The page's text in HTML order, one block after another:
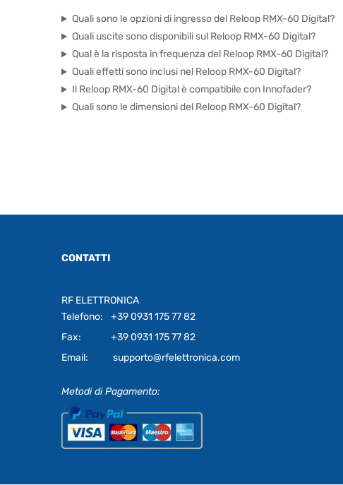
Quali sono le opzioni di ingresso del Reloop RMX-60 Digital?
Quali uscite sono disponibili sul Reloop RMX-60 Digital?
Qual è la risposta in frequenza del Reloop RMX-60 Digital?
Quali effetti sono inclusi nel Reloop RMX-60 Digital?
Il Reloop RMX-60 Digital è compatibile con Innofader?
Quali sono le dimensioni del Reloop RMX-60 Digital?
CONTATTI
RF ELETTRONICA
Telefono:
+39 0931 175 77 82
Fax:
+39 0931 175 77 82
Email:
supporto@rfelettronica.com
Metodi di Pagamento: